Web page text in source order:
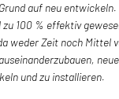
auf neu
100 % effektiv
weder Zeit noch Mittel
und zu installieren.